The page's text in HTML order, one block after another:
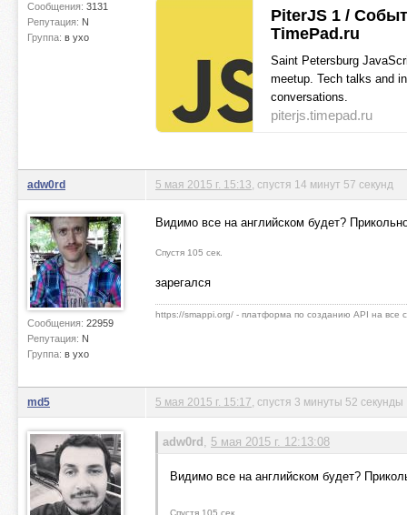
Сообщения: 3131
Репутация: N
Группа: в ухо
PiterJS 1 /
TimePad.ru
Saint Petersburg
meetup. Tech talks and
conversations.
piterjs.timepad.ru
adw0rd
Сообщения: 22959
Репутация: N
Группа: в ухо
5 мая 2015 г. 15:13 , спустя 14 минут 57 секунд
Видимо все на английском будет?
Спустя 105 сек.
зарегался
https://smappi.org/ - платформа по созданию API на все
md5 5 мая 2015 г. 15:17 , спустя 3 минуты 52 секунды
adw0rd , 5 мая 2015 г. 12:13:08
Видимо все на английском будет?
Спустя 105 сек.